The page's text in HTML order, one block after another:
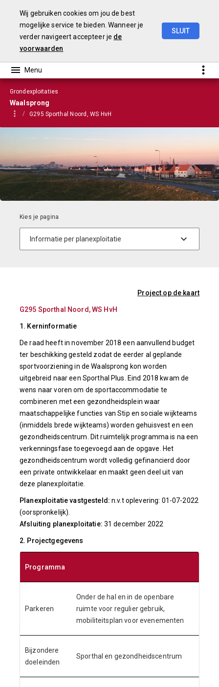
Wij gebruiken cookies om jou de best
mogelijke service te bieden. Wanneer je
verder navigeert accepteer je de
voorwaarden
SLUIT
Grondexploitaties
Waalsprong
G295 Sporthal Noord, WS HvH
Project op de kaart
G295 Sporthal Noord, WS HvH
1. Kerninformatie
De raad heeft in november 2018 een aanvullend budget
ter beschikking gesteld zodat de eerder al geplande
sportvoorziening in de Waalsprong kon worden
uitgebreid naar een Sporthal Plus. Eind 2018 kwam de
wens naar voren om de sportaccommodatie te
combineren met een gezondheidsplein waar
maatschappelijke functies van Stip en sociale wijkteams
(inmiddels brede wijkteams) worden gehuisvest en een
gezondheidscentrum. Dit ruimtelijk programma is na een
verkenningsfase toegevoegd aan de opgave. Het
gezondheidscentrum wordt volledig gefinancierd door
een private ontwikkelaar en maakt geen deel uit van
deze planexploitatie.
Planexploitatie vastgesteld:n.v.t oplevering: 01-07-2022
(oorspronkelijk).
Afsluiting planexploitatie: 31 december 2022
2. Projectgegevens
Programma
Parkeren
Onder de hal en in de openbare
ruimte voor regulier gebruik,
mobiliteitsplan voor evenementen
Bijzondere
doeleinden
Sporthal en gezondheidscentrum